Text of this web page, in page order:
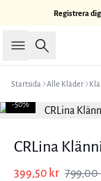
Registrera
Sök
Startsida Alle Kläder
-50%
CRLina
399,50 kr 799,00